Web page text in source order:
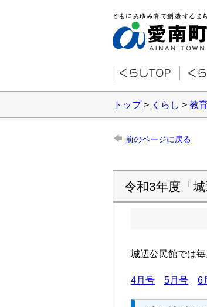
トップ> くらし > 教
前のページに戻る
令和3年度「
城辺公民館では
4月号 5月号 6